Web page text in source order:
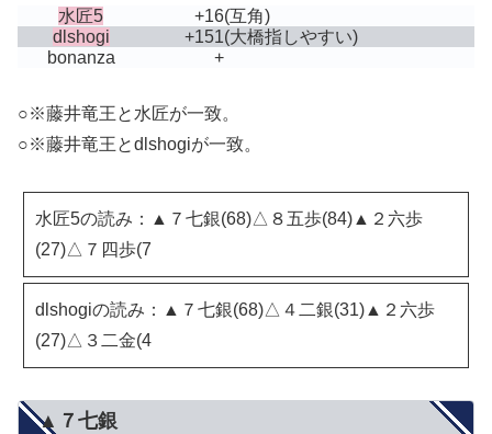
水匠5 +16(互角)
dlshogi
+151(大橋指しやすい)
bonanza
+
○※藤井竜王と水匠が一致。
○※藤井竜王とdlshogiが一致。
水匠5の読み：▲７七銀(68)△８五歩(84)▲２六歩
(27)△７四歩(7
dlshogiの読み：▲７七銀(68)△４二銀(31)▲２六歩
(27)△３二金(4
▲７七銀